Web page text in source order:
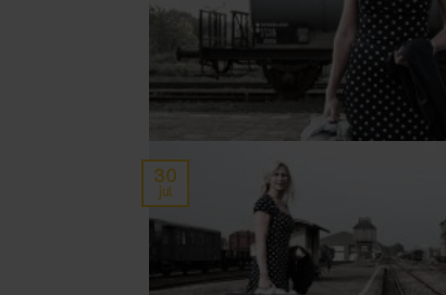
30
jul